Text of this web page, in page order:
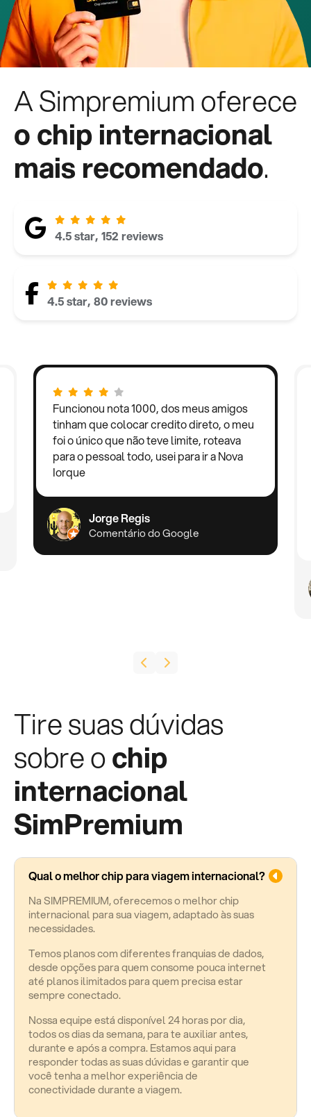
A Simpremium oferece
o chip internacional
mais recomendado.
4.5 star, 152 reviews
4.5 star, 80 reviews
Funcionou nota 1000, dos meus amigos
tinham que colocar credito direto, o meu
foi o único que não teve limite, roteava
para o pessoal todo, usei para ir a Nova
Iorque
Jorge Regis
Comentário do Google
Tire suas dúvidas
sobre ochip
internacional
SimPremium
Qual o melhor chip para viagem internacional?
Na SIMPREMIUM, oferecemos o melhor chip
internacional para sua viagem, adaptado às suas
necessidades.
Temos planos com diferentes franquias de dados,
desde opções para quem consome pouca internet
até planos ilimitados para quem precisa estar
sempre conectado.
Nossa equipe está disponível 24 horas por dia,
todos os dias da semana, para te auxiliar antes,
durante e após a compra. Estamos aqui para
responder todas as suas dúvidas e garantir que
você tenha a melhor experiência de
conectividade durante a viagem.